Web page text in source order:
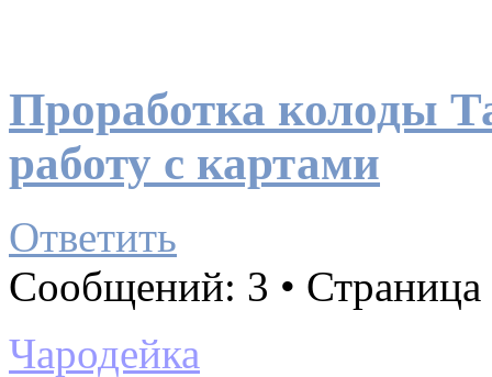
Проработка колоды
работу с картами
Ответить
Сообщений: 3 • Страница
Чародейка